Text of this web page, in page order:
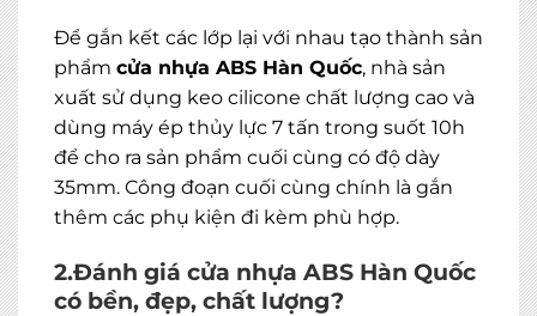
Để gắn kết các lớp lại với nhau tạo thành sản
phẩm cửa nhựa ABS Hàn Quốc, nhà sản
xuất sử dụng keo cilicone chất lượng cao và
dùng máy ép thủy lực 7 tấn trong suốt 10h
để cho ra sản phẩm cuối cùng có độ dày
35mm. Công đoạn cuối cùng chính là gắn
thêm các phụ kiện đi kèm phù hợp.
2.Đánh giá cửa nhựa ABS Hàn Quốc
có bền, đẹp, chất lượng?